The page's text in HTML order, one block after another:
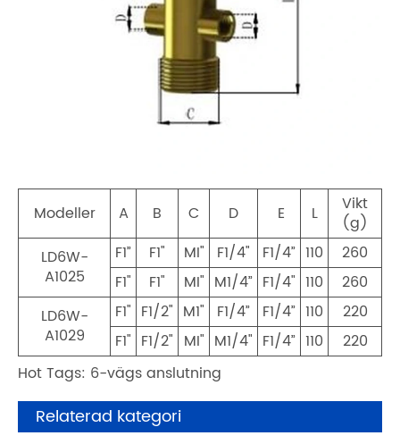
Modeller A B C D E L
Vikt
(g)
LD6W-
A1025
F1” F1" MI" F1/4" F1/4” 110
260
F1"
F1" MI" M1/4” F1/4" 110
260
LD6W-
A1029
F1" F1/2" M1" F1/4” F1/4” 110
220
F1" F1/2" MI" M1/4" F1/4” 110
220
Hot Tags: 6-vägs anslutning
Relaterad kategori